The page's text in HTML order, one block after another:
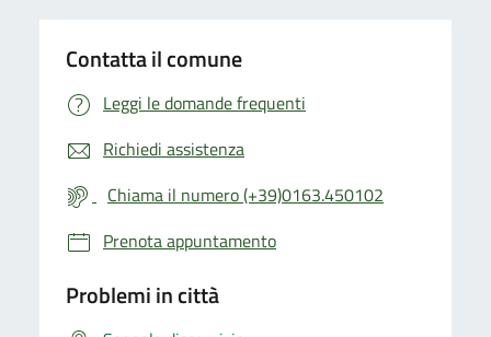
Contatta il comune
Leggi le domande frequenti
Richiedi assistenza
Chiama il numero (+39)0163.450102
Prenota appuntamento
Problemi in città